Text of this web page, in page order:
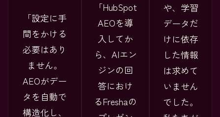
設定に手
間をかける
必要はあり
ません。
AEOがデー
タを自動で
構造化し、
HubSpot
AEOを導
入してか
ら、AIエン
ジンの回
答におけ
るFreshaの
や、学習
データだ
けに依存
した情報
は求めて
いません
でした。